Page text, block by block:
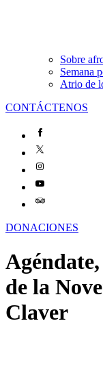
Sobre
Semana
Atrio de
CONTÁCTENOS
DONACIONES
de la
Claver